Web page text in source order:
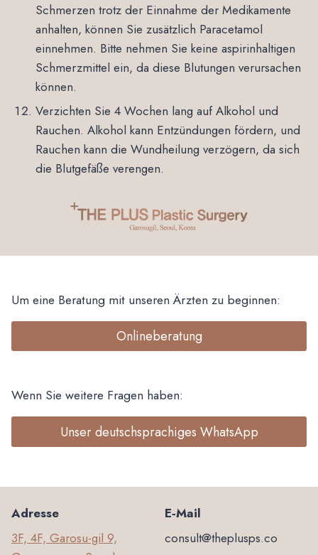
Schmerzen trotz der Einnahme der Medikamente
anhalten, können Sie zusätzlich Paracetamol
einnehmen. Bitte nehmen Sie keine aspirinhaltigen
Schmerzmittel ein, da diese Blutungen verursachen
können.
Verzichten Sie 4 Wochen lang auf Alkohol und
Rauchen. Alkohol kann Entzündungen fördern, und
Rauchen kann die Wundheilung verzögern, da sich
die Blutgefäße verengen.
Um eine Beratung mit unseren Ärzten zu beginnen:
Onlineberatung
Wenn Sie weitere Fragen haben:
Unser deutschsprachiges WhatsApp
Adresse
3F, 4F, Garosu-gil 9,
E‑Mail
consult@theplusps.co